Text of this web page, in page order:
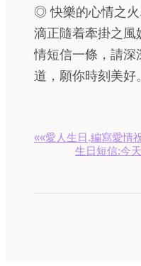
◎ 快樂的心情之
滴正隨着牽掛之風
情短信一條，請深
道，願你時刻美好。
««愛人生日,編寫愛情
生日短信:今